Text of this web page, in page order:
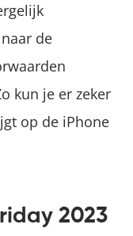
de
kun je er zeker
op de iPhone
2023